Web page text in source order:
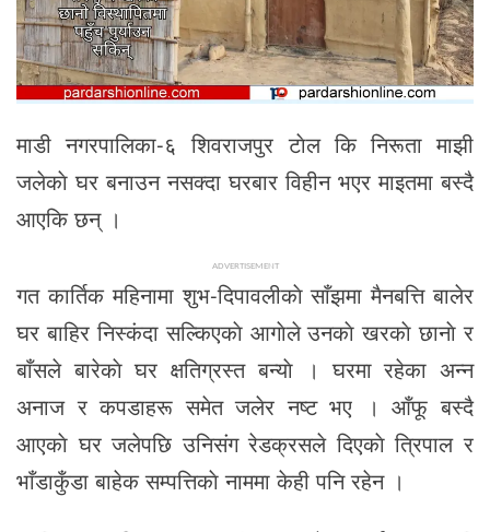
माडी नगरपालिका-६ शिवराजपुर टाेल कि निरूता माझी
जलेकाे घर बनाउन नसक्दा घरबार विहीन भएर माइतमा बस्दै
आएकि छन् ।
ADVERTISEMENT
गत कार्तिक महिनामा शुभ-दिपावलीकाे साँझमा मैनबत्ति बालेर
घर बाहिर निस्कंदा सल्किएकाे आगाेले उनकाे खरकाे छानाे र
बाँसले बारेकाे घर क्षतिग्रस्त बन्याे । घरमा रहेका अन्न
अनाज र कपडाहरू समेत जलेर नष्ट भए । आँफू बस्दै
आएकाे घर जलेपछि उनिसंग रेडक्रसले दिएकाे त्रिपाल र
भाँडाकुँडा बाहेक सम्पत्तिकाे नाममा केही पनि रहेन ।